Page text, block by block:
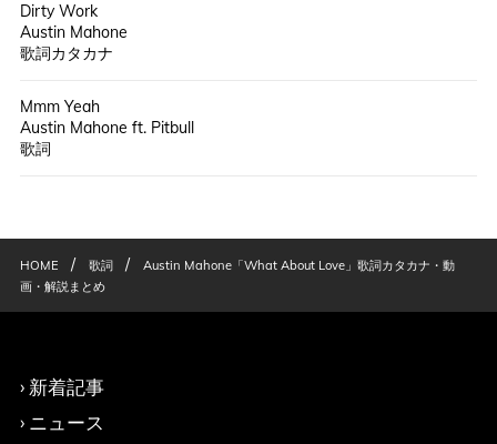
Dirty Work
Austin Mahone
歌詞カタカナ
Mmm Yeah
Austin Mahone ft. Pitbull
歌詞
HOME / 歌詞 /
Austin Mahone「What About Love」歌詞カタカナ・動
画・解説まとめ
新着記事
ニュース